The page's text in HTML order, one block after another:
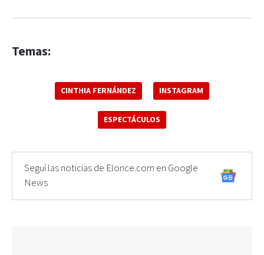
Temas:
CINTHIA FERNÁNDEZ INSTAGRAM
ESPECTÁCULOS
Seguí las noticias de Elonce.com en Google
News